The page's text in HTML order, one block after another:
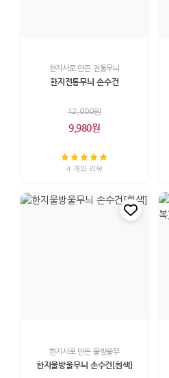
한지사로 만든 전통무늬
한지전통무늬 손수건
12,000원
9,980원
4 개의 리뷰
한지사로 만든 물방울무
한지물방울무늬 손수건[흰색]